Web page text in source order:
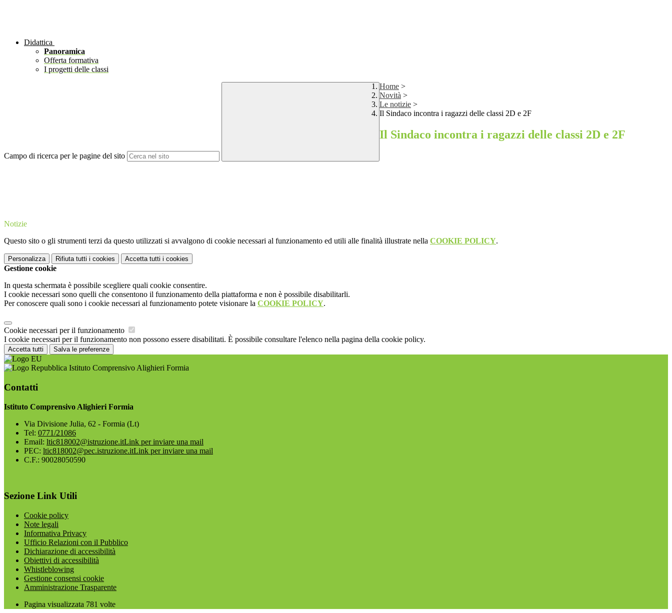
Didattica
Panoramica
Offerta formativa
I progetti delle classi
Campo di ricerca per le pagine del sito
Home >
Novità >
Le notizie >
Il Sindaco incontra i ragazzi delle classi 2D e 2F
Il Sindaco incontra i ragazzi delle classi 2D e 2F
Notizie
Questo sito o gli strumenti terzi da questo utilizzati si avvalgono di cookie necessari al funzionamento ed utili alle finalità illustrate nella COOKIE POLICY.
Personalizza Rifiuta tutti i cookies Accetta tutti i cookies
Gestione cookie
In questa schermata è possibile scegliere quali cookie consentire.
I cookie necessari sono quelli che consentono il funzionamento della piattaforma e non è possibile disabilitarli.
Per conoscere quali sono i cookie necessari al funzionamento potete visionare la COOKIE POLICY.
Cookie necessari per il funzionamento
I cookie necessari per il funzionamento non possono essere disabilitati. È possibile consultare l'elenco nella pagina della cookie policy.
Accetta tutti Salva le preferenze
Istituto Comprensivo Alighieri Formia
Contatti
Istituto Comprensivo Alighieri Formia
Via Divisione Julia, 62 - Formia (Lt)
Tel: 0771/21086
Email: ltic818002@istruzione.itLink per inviare una mail
PEC: ltic818002@pec.istruzione.itLink per inviare una mail
C.F.: 90028050590
Sezione Link Utili
Cookie policy
Note legali
Informativa Privacy
Ufficio Relazioni con il Pubblico
Dichiarazione di accessibilità
Obiettivi di accessibilità
Whistleblowing
Gestione consensi cookie
Amministrazione Trasparente
Pagina visualizzata 781 volte